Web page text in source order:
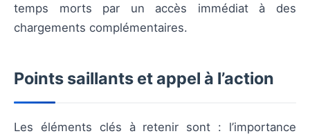
temps morts par un accès immédiat à des
chargements complémentaires.
Points saillants et appel à l’action
Les éléments clés à retenir sont : l’importance